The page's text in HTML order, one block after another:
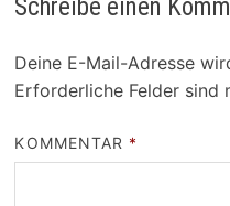
Schreibe einen
Deine E-Mail-Adresse
Erforderliche Felder sind
KOMMENTAR *